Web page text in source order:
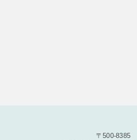
〒500-8385